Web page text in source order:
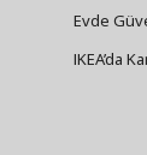
Evde
IKEA’da